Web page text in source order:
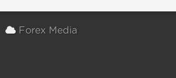
Forex Media